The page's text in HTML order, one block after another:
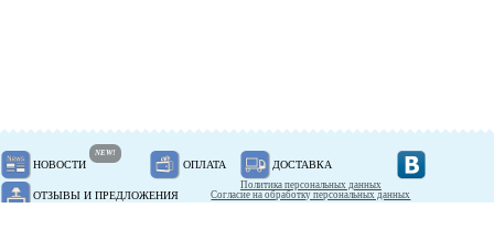
НОВОСТИ
NEW!
ОПЛАТА ДОСТАВКА
ОТЗЫВЫ И ПРЕДЛОЖЕНИЯ
Политика персональных данных
Согласие на обработку персональных данных